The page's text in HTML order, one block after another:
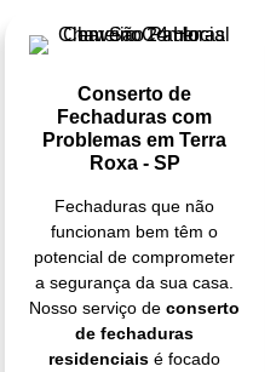
Conserto de
Fechaduras com
Problemas em Terra
Roxa - SP
Fechaduras que não
funcionam bem têm o
potencial de comprometer
a segurança da sua casa.
Nosso serviço de conserto
de fechaduras
residenciais é focado